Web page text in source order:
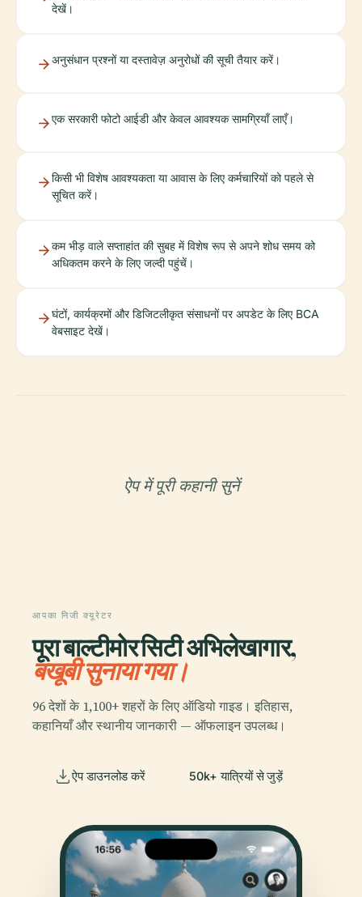
देखें।
अनुसंधान प्रश्नों या दस्तावेज़ अनुरोधों की सूची तैयार करें।
एक सरकारी फोटो आईडी और केवल आवश्यक सामग्रियाँ लाएँ।
किसी भी विशेष आवश्यकता या आवास के लिए कर्मचारियों को पहले से
सूचित करें।
कम भीड़ वाले सप्ताहांत की सुबह में विशेष रूप से अपने शोध समय को
अधिकतम करने के लिए जल्दी पहुंचें।
घंटों, कार्यक्रमों और डिजिटलीकृत संसाधनों पर अपडेट के लिए BCA
वेबसाइट देखें।
ऐप में पूरी कहानी सुनें
आपका निजी क्यूरेटर
पूरा बाल्टीमोर सिटी अभिलेखागार,
बखूबी सुनाया गया।
96 देशों के 1,100+ शहरों के लिए ऑडियो गाइड। इतिहास,
कहानियाँ और स्थानीय जानकारी — ऑफलाइन उपलब्ध।
ऐप डाउनलोड करें 50k+ यात्रियों से जुड़ें